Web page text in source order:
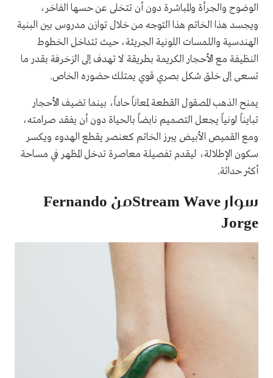
الوضوح والجرأة والمباشرة دون أن تتخلى عن حسها الفاخر،
ويجسد هذا الخاتم هذا التوجه من خلال توازن مدروس بين البنية
الهندسية واللمسات اللونية الجريئة، حيث تتداخل الخطوط
النظيفة مع الأحجار الكريمة بطريقة لا تهدف إلى الزخرفة بقدر ما
تسعى إلى خلق شكل بصري قوي يمتلك حضوره الخاص.
يمنح الذهب المصقول القطعة لمعاناً حاداً، بينما تضيف الأحجار
تبايناً لونياً يجعل التصميم نابضاً بالحياة دون أن يفقد صرامته،
ومع القميص الأبيض يبرز الخاتم كعنصر يقطع الهدوء ويكسر
سكون الإطلالة، ليقدم تفصيلة معاصرة تدخل المظهر في مساحة
أكثر حداثة.
سوار Stream Waveمن Fernando
Jorge